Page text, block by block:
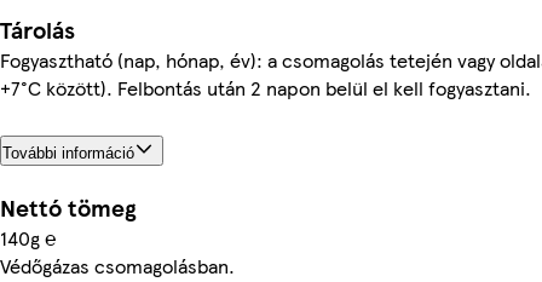
Tárolás
Fogyasztható (nap, hónap, év): a csomagolás tetején vagy
+7°C között). Felbontás után 2 napon belül el kell fogyasztani.
További információ
Nettó tömeg
140g ℮
Védőgázas csomagolásban.